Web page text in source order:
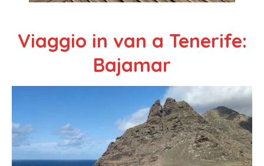
Viaggio in van a Tenerife:
Bajamar